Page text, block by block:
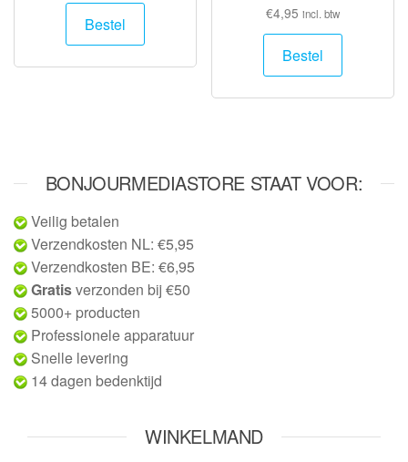
Bestel
€4,95 incl. btw
Bestel
BONJOURMEDIASTORE STAAT VOOR:
Veilig betalen
Verzendkosten NL: €5,95
Verzendkosten BE: €6,95
Gratisverzonden bij €50
5000+ producten
Professionele apparatuur
Snelle levering
14 dagen bedenktijd
WINKELMAND